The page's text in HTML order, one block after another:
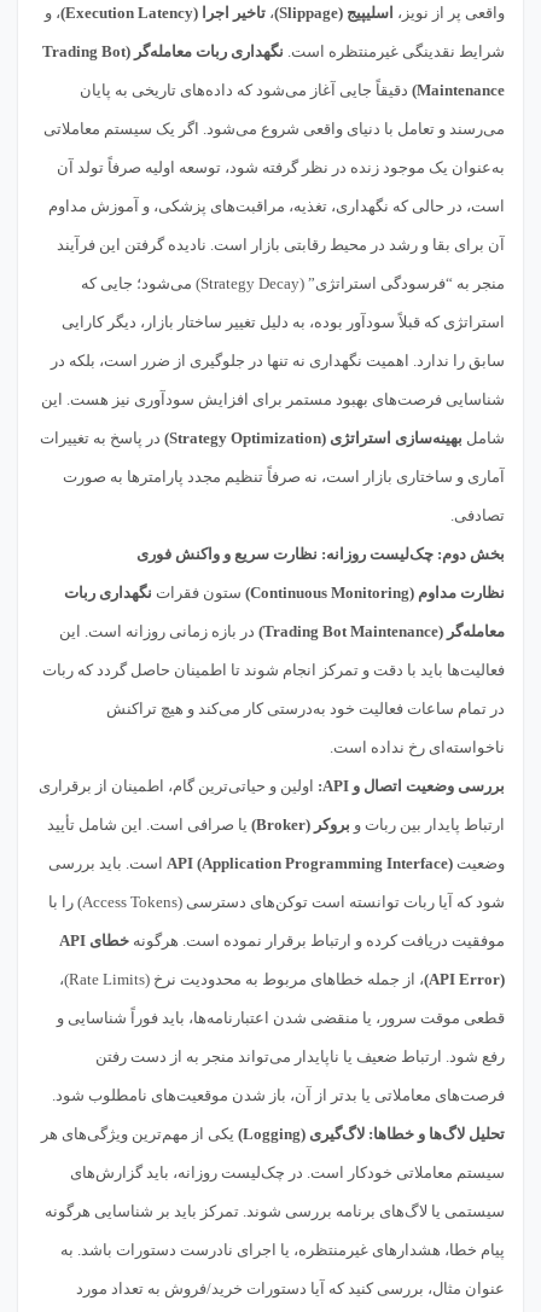
واقعی پر از نویز، اسلیپیج (Slippage) ، تاخیر اجرا (Execution Latency) ، و
شرایط نقدینگی غیرمنتظره است. نگهداری ربات معامله‌گر (Trading Bot
Maintenance) دقیقاً جایی آغاز می‌شود که داده‌های تاریخی به پایان
می‌رسند و تعامل با دنیای واقعی شروع می‌شود. اگر یک سیستم معاملاتی
به‌عنوان یک موجود زنده در نظر گرفته شود، توسعه اولیه صرفاً تولد آن
است، در حالی که نگهداری، تغذیه، مراقبت‌های پزشکی، و آموزش مداوم
آن برای بقا و رشد در محیط رقابتی بازار است. نادیده گرفتن این فرآیند
منجر به “فرسودگی استراتژی” (Strategy Decay) می‌شود؛ جایی که
استراتژی که قبلاً سودآور بوده، به دلیل تغییر ساختار بازار، دیگر کارایی
سابق را ندارد. اهمیت نگهداری نه تنها در جلوگیری از ضرر است، بلکه در
شناسایی فرصت‌های بهبود مستمر برای افزایش سودآوری نیز هست. این
شامل بهینه‌سازی استراتژی (Strategy Optimization) در پاسخ به تغییرات
آماری و ساختاری بازار است، نه صرفاً تنظیم مجدد پارامترها به صورت
تصادفی.
بخش دوم: چک‌لیست روزانه: نظارت سریع و واکنش فوری
نظارت مداوم (Continuous Monitoring) ستون فقرات نگهداری ربات
معامله‌گر (Trading Bot Maintenance) در بازه زمانی روزانه است. این
فعالیت‌ها باید با دقت و تمرکز انجام شوند تا اطمینان حاصل گردد که ربات
در تمام ساعات فعالیت خود به‌درستی کار می‌کند و هیچ تراکنش
ناخواسته‌ای رخ نداده است.
بررسی وضعیت اتصال و API: اولین و حیاتی‌ترین گام، اطمینان از برقراری
ارتباط پایدار بین ربات و بروکر (Broker) یا صرافی است. این شامل تأیید
وضعیت API (Application Programming Interface) است. باید بررسی
شود که آیا ربات توانسته است توکن‌های دسترسی (Access Tokens) را با
موفقیت دریافت کرده و ارتباط برقرار نموده است. هرگونه خطای API
(API Error) ، از جمله خطاهای مربوط به محدودیت نرخ (Rate Limits)،
قطعی موقت سرور، یا منقضی شدن اعتبارنامه‌ها، باید فوراً شناسایی و
رفع شود. ارتباط ضعیف یا ناپایدار می‌تواند منجر به از دست رفتن
فرصت‌های معاملاتی یا بدتر از آن، باز شدن موقعیت‌های نامطلوب شود.
تحلیل لاگ‌ها و خطاها: لاگ‌گیری (Logging) یکی از مهم‌ترین ویژگی‌های هر
سیستم معاملاتی خودکار است. در چک‌لیست روزانه، باید گزارش‌های
سیستمی یا لاگ‌های برنامه بررسی شوند. تمرکز باید بر شناسایی هرگونه
پیام خطا، هشدارهای غیرمنتظره، یا اجرای نادرست دستورات باشد. به
عنوان مثال، بررسی کنید که آیا دستورات خرید/فروش به تعداد مورد